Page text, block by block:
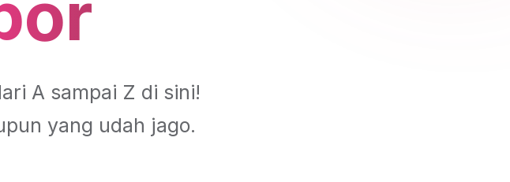
A sampai Z di sini!
yang udah jago.